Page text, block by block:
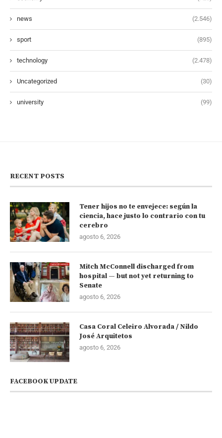
news (2.546)
sport (895)
technology (2.478)
Uncategorized (30)
university (99)
RECENT POSTS
Tener hijos no te envejece: según la
ciencia, hace justo lo contrario con tu
cerebro
agosto 6, 2026
Mitch McConnell discharged from
hospital — but not yet returning to
Senate
agosto 6, 2026
Casa Coral Celeiro Alvorada / Nildo
José Arquitetos
agosto 6, 2026
FACEBOOK UPDATE